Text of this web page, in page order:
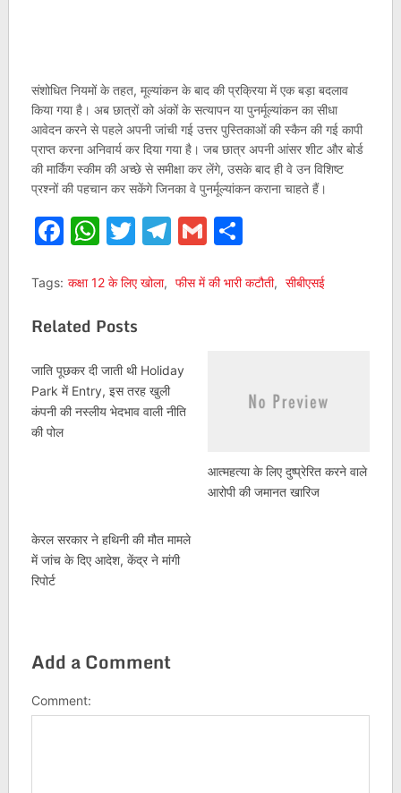
संशोधित नियमों के तहत, मूल्यांकन के बाद की प्रक्रिया में एक बड़ा बदलाव
किया गया है। अब छात्रों को अंकों के सत्यापन या पुनर्मूल्यांकन का सीधा
आवेदन करने से पहले अपनी जांची गई उत्तर पुस्तिकाओं की स्कैन की गई कापी
प्राप्त करना अनिवार्य कर दिया गया है। जब छात्र अपनी आंसर शीट और बोर्ड
की मार्किंग स्कीम की अच्छे से समीक्षा कर लेंगे, उसके बाद ही वे उन विशिष्ट
प्रश्नों की पहचान कर सकेंगे जिनका वे पुनर्मूल्यांकन कराना चाहते हैं।
Facebook
WhatsApp
Twitter
Telegram
GmailShare
Tags: कक्षा 12 के लिए खोला, फीस में की भारी कटौती, सीबीएसई
Related Posts
जाति पूछकर दी जाती थी Holiday
Park में Entry, इस तरह खुली
कंपनी की नस्लीय भेदभाव वाली नीति
की पोल
आत्महत्या के लिए दुष्प्रेरित करने वाले
आरोपी की जमानत खारिज
केरल सरकार ने हथिनी की मौत मामले
में जांच के दिए आदेश, केंद्र ने मांगी
रिपोर्ट
Add a Comment
Comment: